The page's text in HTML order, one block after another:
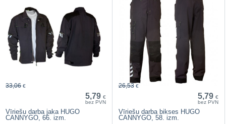
5,79 €
bez PVN
33,06 €
Vīriešu darba jaka HUGO
CANNYGO, 66. izm.
5,79 €
bez PVN
26,53 €
Vīriešu darba bikses HUGO
CANNYGO, 58. izm.